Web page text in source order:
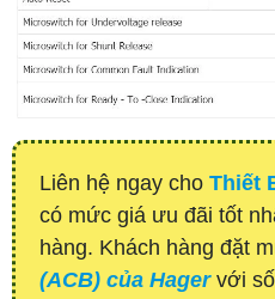
Liên hệ ngay cho Thiết
có mức giá ưu đãi tốt
hàng. Khách hàng đặt
(ACB) của Hagervới số